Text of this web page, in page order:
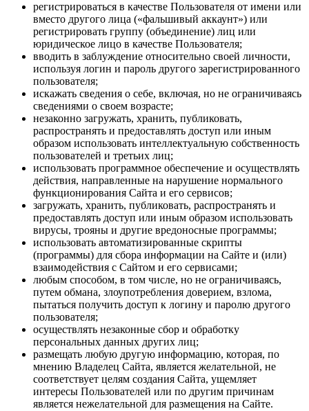
регистрироваться в качестве Пользователя от имени или
вместо другого лица («фальшивый аккаунт») или
регистрировать группу (объединение) лиц или
юридическое лицо в качестве Пользователя;
вводить в заблуждение относительно своей личности,
используя логин и пароль другого зарегистрированного
пользователя;
искажать сведения о себе, включая, но не ограничиваясь
сведениями о своем возрасте;
незаконно загружать, хранить, публиковать,
распространять и предоставлять доступ или иным
образом использовать интеллектуальную собственность
пользователей и третьих лиц;
использовать программное обеспечение и осуществлять
действия, направленные на нарушение нормального
функционирования Сайта и его сервисов;
загружать, хранить, публиковать, распространять и
предоставлять доступ или иным образом использовать
вирусы, трояны и другие вредоносные программы;
использовать автоматизированные скрипты
(программы) для сбора информации на Сайте и (или)
взаимодействия с Сайтом и его сервисами;
любым способом, в том числе, но не ограничиваясь,
путем обмана, злоупотребления доверием, взлома,
пытаться получить доступ к логину и паролю другого
пользователя;
осуществлять незаконные сбор и обработку
персональных данных других лиц;
размещать любую другую информацию, которая, по
мнению Владелец Сайта, является желательной, не
соответствует целям создания Сайта, ущемляет
интересы Пользователей или по другим причинам
является нежелательной для размещения на Сайте.